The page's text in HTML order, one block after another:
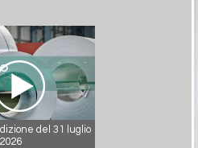
del 31 luglio
2026